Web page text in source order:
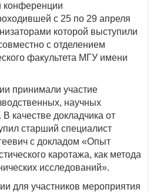
конференции
с 25 по 29 апреля
которой выступили
с отделением
факультета МГУ имени
принимали участие
научных
качестве докладчика от
старший специалист
с докладом «Опыт
каротажа, как метода
исследований».
для участников мероприятия